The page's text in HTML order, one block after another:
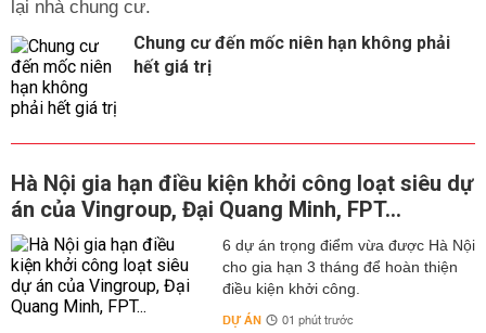
lại nhà chung cư.
Chung cư đến mốc niên hạn không phải
hết giá trị
Hà Nội gia hạn điều kiện khởi công loạt siêu dự
án của Vingroup, Đại Quang Minh, FPT...
6 dự án trọng điểm vừa được Hà Nội
cho gia hạn 3 tháng để hoàn thiện
điều kiện khởi công.
DỰ ÁN 01 phút trước